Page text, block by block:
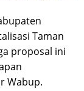
Taman
proposal ini
Wabup.